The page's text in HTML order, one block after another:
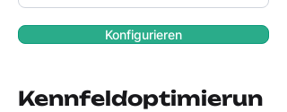
Konfigurieren
Kennfeldoptimierun